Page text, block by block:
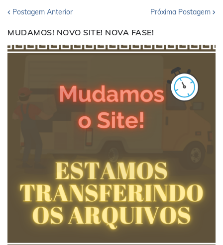
Postagem Anterior Próxima Postagem
MUDAMOS! NOVO SITE! NOVA FASE!